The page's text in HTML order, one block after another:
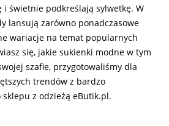
i świetnie podkreślają sylwetkę. W
lansują zarówno ponadczasowe
wariacje na temat popularnych
się, jakie sukienki modne w tym
szafie, przygotowaliśmy dla
trendów z bardzo
z odzieżą eButik.pl.